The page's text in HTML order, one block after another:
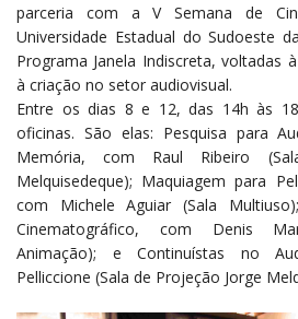
parceria com a V Semana de
Universidade Estadual do Sudoeste
Programa Janela Indiscreta, voltadas
à criação no setor audiovisual.
Entre os dias 8 e 12, das 14h às
oficinas. São elas: Pesquisa para
Memória, com Raul Ribeiro
Melquisedeque); Maquiagem para
com Michele Aguiar (Sala
Cinematográfico, com Denis
Animação); e Continuístas no
Pelliccione (Sala de Projeção Jorge